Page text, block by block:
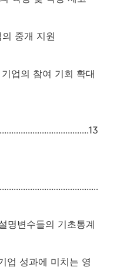
중개 지원
업의 참여 기회 확대
명변수들의 기초통계
업 성과에 미치는 영